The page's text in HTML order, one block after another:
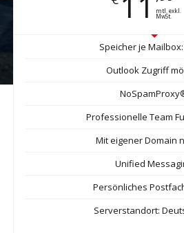
mtl. exkl.
MwSt.
Speicher je Mailbox:
Outlook Zugriff
Professionelle Team
Mit eigener Domain
Unified
Persönliches
Serverstandort: